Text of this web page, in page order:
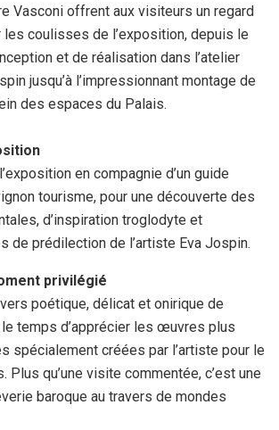
Vasconi offrent aux visiteurs un regard
les coulisses de l’exposition, depuis le
et de réalisation dans l’atelier
jusqu’à l’impressionnant montage de
des espaces du Palais.
en compagnie d’un guide
tourisme, pour une découverte des
d’inspiration troglodyte et
de prédilection de l’artiste Eva Jospin.
privilégié
poétique, délicat et onirique de
le temps d’apprécier les œuvres plus
spécialement créées par l’artiste pour le
Plus qu’une visite commentée, c’est une
baroque au travers de mondes